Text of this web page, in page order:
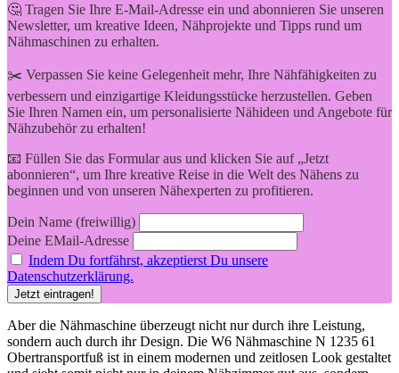
🤔 Tragen Sie Ihre E-Mail-Adresse ein und abonnieren Sie unseren
Newsletter, um kreative Ideen, Nähprojekte und Tipps rund um
Nähmaschinen zu erhalten.
✂️ Verpassen Sie keine Gelegenheit mehr, Ihre Nähfähigkeiten zu
verbessern und einzigartige Kleidungsstücke herzustellen. Geben
Sie Ihren Namen ein, um personalisierte Nähideen und Angebote für
Nähzubehör zu erhalten!
📧 Füllen Sie das Formular aus und klicken Sie auf „Jetzt
abonnieren“, um Ihre kreative Reise in die Welt des Nähens zu
beginnen und von unseren Nähexperten zu profitieren.
Dein Name (freiwillig)
Deine EMail-Adresse
Indem Du fortfährst, akzeptierst Du unsere
Datenschutzerklärung.
Aber die Nähmaschine überzeugt nicht nur durch ihre Leistung,
sondern auch durch ihr Design. Die W6 Nähmaschine N 1235 61
Obertransportfuß ist in einem modernen und zeitlosen Look gestaltet